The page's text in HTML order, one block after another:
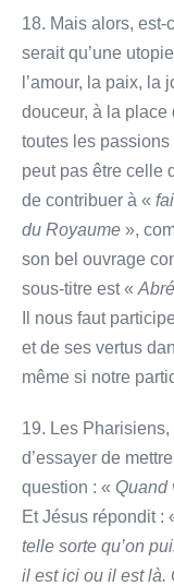
18. Mais alors,
serait qu’une
l’amour, la paix,
douceur, à la
toutes les
peut pas être celle
de contribuer à «
du Royaume »,
son bel ouvrage
sous-titre est «
Il nous faut
et de ses vertus
même si notre
19. Les
d’essayer de
question : « Quand
Et Jésus répondit :
telle sorte qu’on
il est ici ou il est là.